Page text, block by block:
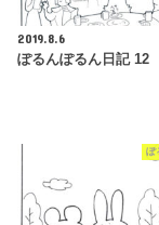
2019.8.6
ぽるんぽるん日記 12
ぽ